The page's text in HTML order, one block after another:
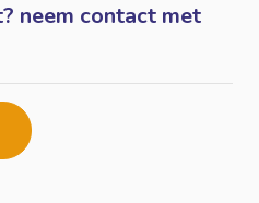
neem contact met